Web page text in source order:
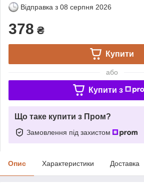
Відправка з 08 серпня 2026
378 ₴
Купити
або
Купити з
Що таке купити з Пром?
Замовлення під захистом
Опис Характеристики Доставка